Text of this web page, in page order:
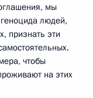
мы
людей,
признать эти
чтобы
на этих